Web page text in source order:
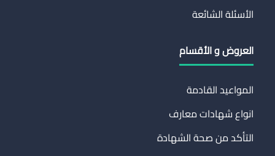
الأسئلة الشائعة
العروض و الأقسام
المواعيد القادمة
انواع شهادات معارف
التأكد من صحة الشهادة